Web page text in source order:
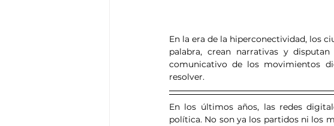
En la era de la hiperconectividad, los
palabra, crean narrativas y
comunicativo de los movimientos
resolver.
En los últimos años, las redes
política. No son ya los partidos ni los